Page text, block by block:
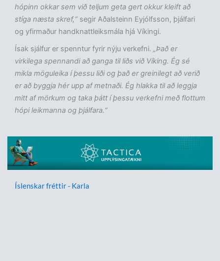
hópinn okkar sem við teljum geta gert okkur kleift að
stíga næsta skref,“ segir Aðalsteinn Eyjólfsson, þjálfari
og yfirmaður handknattleiksmála hjá Víkingi.
Ísak sjálfur er spenntur fyrir nýju verkefni. „Það er
virkilega spennandi að ganga til liðs við Víking. Ég sé
mikla möguleika í þessu liði og það er greinilegt að verið
er að byggja hér upp af metnaði. Ég hlakka til að leggja
mitt af mörkum og taka þátt í þessu verkefni með flottum
hópi leikmanna og þjálfara.“
Íslenskar fréttir - Karla